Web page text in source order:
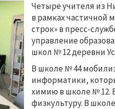
Четыре учителя из
в рамках частичной
строк» в пресс-
управление
школ № 12 деревни
В школе № 44
информатики,
химию в школе № 12.
физкультуру. В